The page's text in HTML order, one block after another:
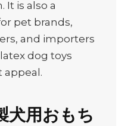
It is also a
pet brands,
and importers
dog toys
appeal.
犬用おもち